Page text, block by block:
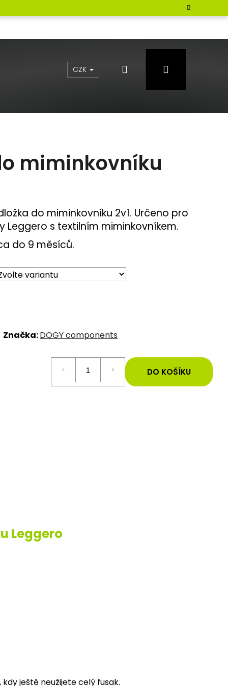
CZK Přihlášení
miminkovníku
do miminkovníku 2v1. Určeno pro
Leggero s textilním miminkovníkem.
do 9 měsíců.
Značka:DOGY components
DO KOŠÍKU
Leggero
ještě neužijete celý fusak.